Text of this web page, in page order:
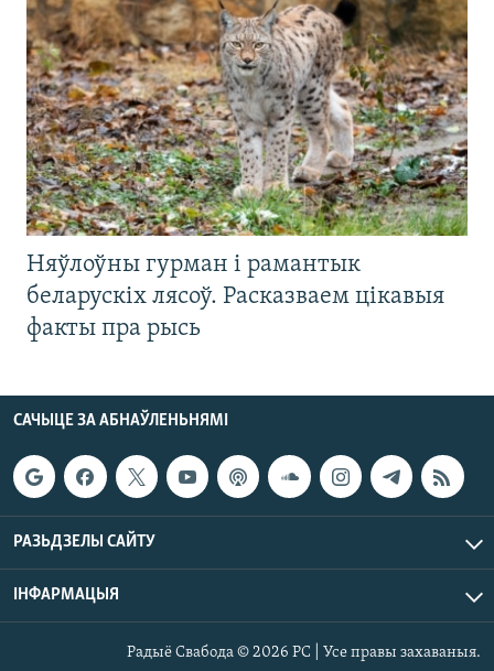
Няўлоўны гурман і рамантык
беларускіх лясоў. Расказваем цікавыя
факты пра рысь
САЧЫЦЕ ЗА АБНАЎЛЕНЬНЯМІ
РАЗЬДЗЕЛЫ САЙТУ
ІНФАРМАЦЫЯ
Радыё Свабода © 2026 РС | Усе правы захаваныя.